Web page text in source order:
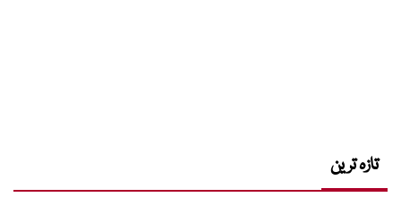
تازہ ترین